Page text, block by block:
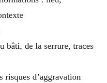
bâti, de la serrure, traces
risques d’aggravation